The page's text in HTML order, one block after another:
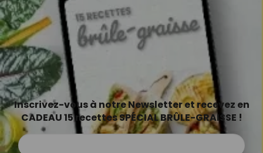
Inscrivez-vous à notre Newsletter et recevez en
CADEAU 15 recettes SPÉCIAL BRÛLE-GRAISSE !